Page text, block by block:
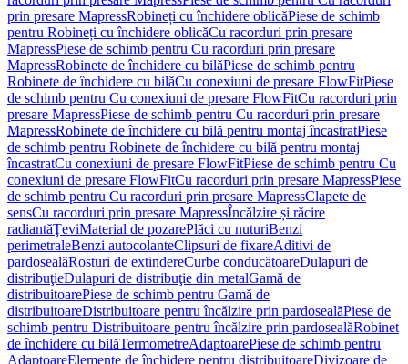
prin presare MapressRobineți cu închidere oblicăPiese de schimb
pentru Robineți cu închidere oblicăCu racorduri prin presare
MapressPiese de schimb pentru Cu racorduri prin presare
MapressRobinete de închidere cu bilăPiese de schimb pentru
Robinete de închidere cu bilăCu conexiuni de presare FlowFitPiese
de schimb pentru Cu conexiuni de presare FlowFitCu racorduri prin
presare MapressPiese de schimb pentru Cu racorduri prin presare
MapressRobinete de închidere cu bilă pentru montaj încastratPiese
de schimb pentru Robinete de închidere cu bilă pentru montaj
încastratCu conexiuni de presare FlowFitPiese de schimb pentru Cu
conexiuni de presare FlowFitCu racorduri prin presare MapressPiese
de schimb pentru Cu racorduri prin presare MapressClapete de
sensCu racorduri prin presare MapressÎncălzire și răcire
radiantăŢeviMaterial de pozarePlăci cu nuturiBenzi
perimetraleBenzi autocolanteClipsuri de fixareAditivi de
pardosealăRosturi de extindereCurbe conducătoareDulapuri de
distribuţieDulapuri de distribuţie din metalGamă de
distribuitoarePiese de schimb pentru Gamă de
distribuitoareDistribuitoare pentru încălzire prin pardosealăPiese de
schimb pentru Distribuitoare pentru încălzire prin pardosealăRobinet
de închidere cu bilăTermometreAdaptoarePiese de schimb pentru
AdaptoareElemente de închidere pentru distribuitoareDivizoare de